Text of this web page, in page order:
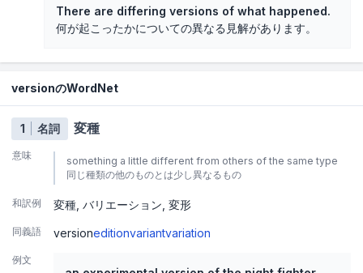
There are differing versions of what happened.
何が起こったかについての異なる見解があります。
versionのWordNet
1 名詞 変種
意味
something a little different from others of the same type
同じ種類の他のものとは少し異なるもの
和訳例 変種 バリエーション 変形
同義語 versioneditionvariantvariation
例文